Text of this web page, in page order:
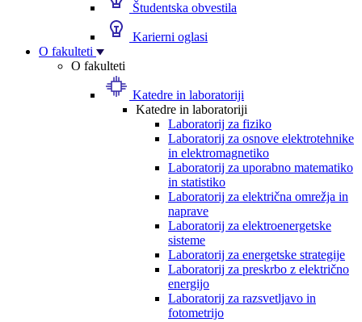
Študentska obvestila
Karierni oglasi
O fakulteti
O fakulteti
Katedre in laboratoriji
Katedre in laboratoriji
Laboratorij za fiziko
Laboratorij za osnove elektrotehnike
in elektromagnetiko
Laboratorij za uporabno matematiko
in statistiko
Laboratorij za električna omrežja in
naprave
Laboratorij za elektroenergetske
sisteme
Laboratorij za energetske strategije
Laboratorij za preskrbo z električno
energijo
Laboratorij za razsvetljavo in
fotometrijo